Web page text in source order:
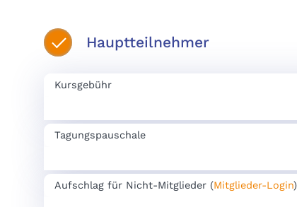
Hauptteilnehmer
Kursgebühr
Tagungspauschale
Aufschlag für Nicht-Mitglieder (Mitglieder-Login)